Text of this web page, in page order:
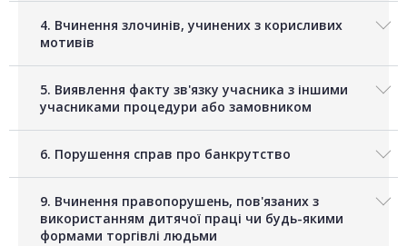
4. Вчинення злочинів, учинених з корисливих
мотивів
5. Виявлення факту зв'язку учасника з іншими
учасниками процедури або замовником
6. Порушення справ про банкрутство
9. Вчинення правопорушень, пов'язаних з
використанням дитячої праці чи будь-якими
формами торгівлі людьми